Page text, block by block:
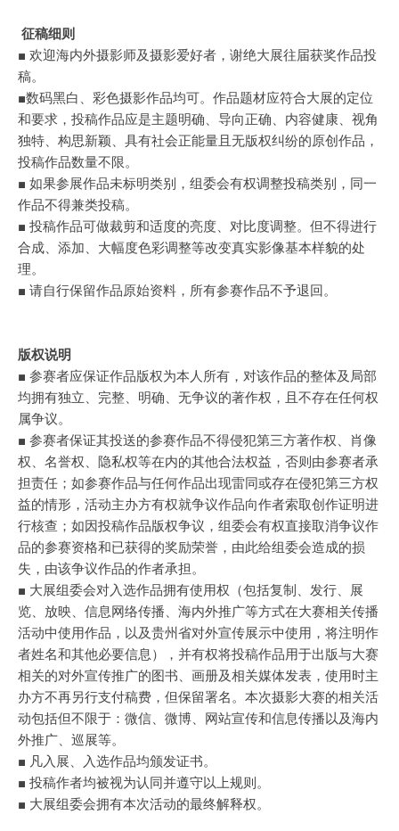
征稿细则
■ 欢迎海内外摄影师及摄影爱好者，谢绝大展往届获奖作品投
稿。
■数码黑白、彩色摄影作品均可。作品题材应符合大展的定位
和要求，投稿作品应是主题明确、导向正确、内容健康、视角
独特、构思新颖、具有社会正能量且无版权纠纷的原创作品，
投稿作品数量不限。
■ 如果参展作品未标明类别，组委会有权调整投稿类别，同一
作品不得兼类投稿。
■ 投稿作品可做裁剪和适度的亮度、对比度调整。但不得进行
合成、添加、大幅度色彩调整等改变真实影像基本样貌的处
理。
■ 请自行保留作品原始资料，所有参赛作品不予退回。
版权说明
■ 参赛者应保证作品版权为本人所有，对该作品的整体及局部
均拥有独立、完整、明确、无争议的著作权，且不存在任何权
属争议。
■ 参赛者保证其投送的参赛作品不得侵犯第三方著作权、肖像
权、名誉权、隐私权等在内的其他合法权益，否则由参赛者承
担责任；如参赛作品与任何作品出现雷同或存在侵犯第三方权
益的情形，活动主办方有权就争议作品向作者索取创作证明进
行核查；如因投稿作品版权争议，组委会有权直接取消争议作
品的参赛资格和已获得的奖励荣誉，由此给组委会造成的损
失，由该争议作品的作者承担。
■ 大展组委会对入选作品拥有使用权（包括复制、发行、展
览、放映、信息网络传播、海内外推广等方式在大赛相关传播
活动中使用作品，以及贵州省对外宣传展示中使用，将注明作
者姓名和其他必要信息），并有权将投稿作品用于出版与大赛
相关的对外宣传推广的图书、画册及相关媒体发表，使用时主
办方不再另行支付稿费，但保留署名。本次摄影大赛的相关活
动包括但不限于：微信、微博、网站宣传和信息传播以及海内
外推广、巡展等。
■ 凡入展、入选作品均颁发证书。
■ 投稿作者均被视为认同并遵守以上规则。
■ 大展组委会拥有本次活动的最终解释权。